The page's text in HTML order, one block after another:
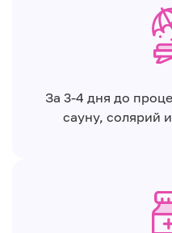
За 3-4 дня до
сауну, солярий